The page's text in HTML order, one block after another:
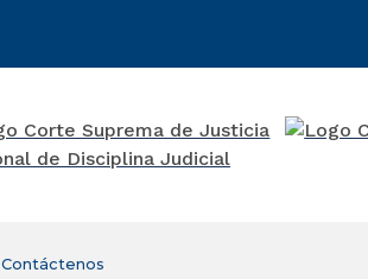
Contáctenos